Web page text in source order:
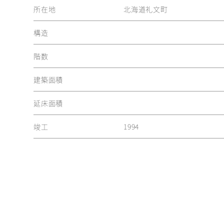
所在地 北海道礼文町
構造
階数
建築面積
延床面積
竣工 1994